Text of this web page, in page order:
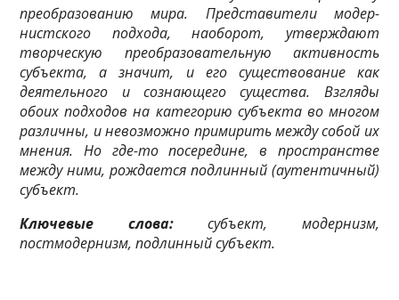
преобразованию мира. Представители модер­
нистского подхода, наоборот, утверждают
творческую преобразовательную активность
субъекта, а значит, и его существование как
деятельного и сознающего существа. Взгля­ды
обоих подходов на категорию субъекта во многом
различны, и невозможно прими­рить между собой их
мнения. Но где-то посередине, в пространстве
между ними, рожда­ется подлинный (аутентичный)
субъект.
Ключевые слова:субъект, модернизм,
постмодернизм, подлинный субъект.